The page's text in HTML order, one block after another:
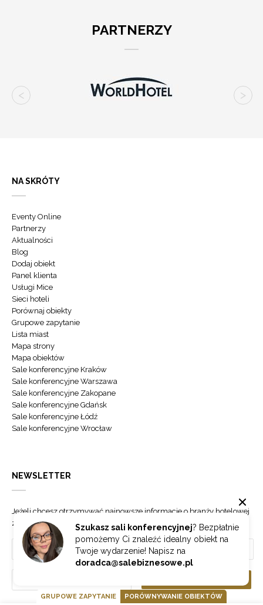
PARTNERZY
Szukasz sali konferencyjnej? Bezpłatnie
pomożemy Ci znaleźć idealny obiekt na
Twoje wydarzenie! Napisz na
doradca@salebiznesowe.pl
NA SKRÓTY
Eventy Online
Partnerzy
Aktualności
Blog
Dodaj obiekt
Panel klienta
Usługi Mice
Sieci hoteli
Porównaj obiekty
Grupowe zapytanie
Lista miast
Mapa strony
Mapa obiektów
Sale konferencyjne Kraków
Sale konferencyjne Warszawa
Sale konferencyjne Zakopane
Sale konferencyjne Gdańsk
Sale konferencyjne Łódź
Sale konferencyjne Wrocław
NEWSLETTER
Jeżeli chcesz otrzymywać najnowsze informacje o branży hotelowej
zapisz się do naszego newslettera.
GRUPOWE ZAPYTANIE PORÓWNYWANIE OBIEKTÓW